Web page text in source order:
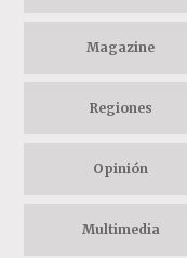
Magazine
Regiones
Opinión
Multimedia